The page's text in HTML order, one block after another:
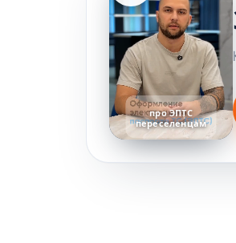
про ЭПТС
переселенцам